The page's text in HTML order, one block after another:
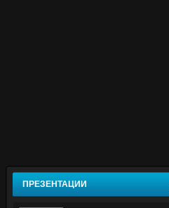
ПРЕЗЕНТАЦИИ